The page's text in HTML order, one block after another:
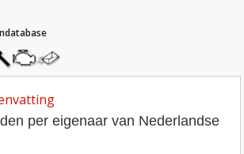
motorendatabase
stuur
een
per eigenaar van Nederlandse